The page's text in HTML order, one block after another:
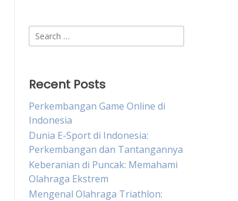
Search
for:
Recent Posts
Perkembangan Game Online di
Indonesia
Dunia E-Sport di Indonesia:
Perkembangan dan Tantangannya
Keberanian di Puncak: Memahami
Olahraga Ekstrem
Mengenal Olahraga Triathlon: